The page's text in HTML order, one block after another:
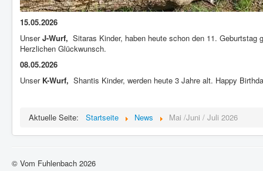
15.05.2026
UnserJ-Wurf, Sitaras Kinder, haben heute schon den 11.
Herzlichen Glückwunsch.
08.05.2026
Unser K-Wurf, Shantis Kinder, werden heute 3 Jahre alt. Happy
Aktuelle Seite: Startseite News Mai /Juni / Juli 2026
© Vom Fuhlenbach 2026